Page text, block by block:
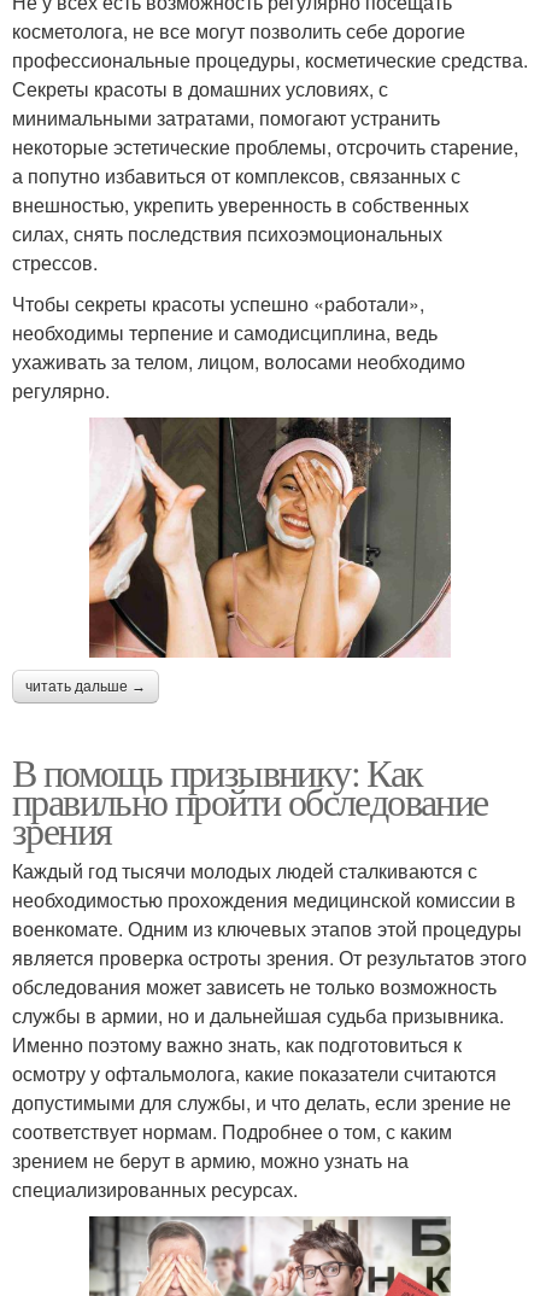
косметолога, не все могут позволить себе дорогие
профессиональные процедуры, косметические средства.
Секреты красоты в домашних условиях, с
минимальными затратами, помогают устранить
некоторые эстетические проблемы, отсрочить старение,
а попутно избавиться от комплексов, связанных с
внешностью, укрепить уверенность в собственных
силах, снять последствия психоэмоциональных
стрессов.
Чтобы секреты красоты успешно «работали»,
необходимы терпение и самодисциплина, ведь
ухаживать за телом, лицом, волосами необходимо
регулярно.
читать дальше →
В помощь призывнику: Как
правильно пройти обследование
зрения
Каждый год тысячи молодых людей сталкиваются с
необходимостью прохождения медицинской комиссии в
военкомате. Одним из ключевых этапов этой процедуры
является проверка остроты зрения. От результатов этого
обследования может зависеть не только возможность
службы в армии, но и дальнейшая судьба призывника.
Именно поэтому важно знать, как подготовиться к
осмотру у офтальмолога, какие показатели считаются
допустимыми для службы, и что делать, если зрение не
соответствует нормам. Подробнее о том, с каким
зрением не берут в армию, можно узнать на
специализированных ресурсах.